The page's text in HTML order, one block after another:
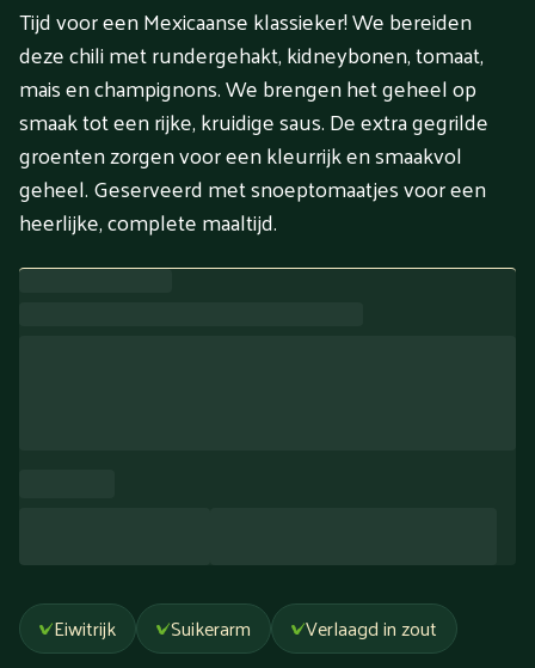
Tijd voor een Mexicaanse klassieker! We bereiden
deze chili met rundergehakt, kidneybonen, tomaat,
mais en champignons. We brengen het geheel op
smaak tot een rijke, kruidige saus. De extra gegrilde
groenten zorgen voor een kleurrijk en smaakvol
geheel. Geserveerd met snoeptomaatjes voor een
heerlijke, complete maaltijd.
Eiwitrijk Suikerarm Verlaagd in zout